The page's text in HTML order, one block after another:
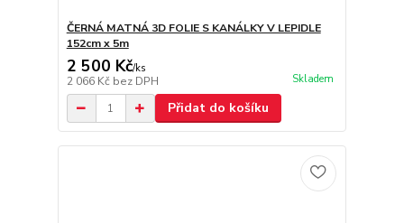
ČERNÁ MATNÁ 3D FOLIE S KANÁLKY V LEPIDLE
152cm x 5m
2 500 Kč/ks
2 066 Kč bez DPH Skladem
Přidat do košíku